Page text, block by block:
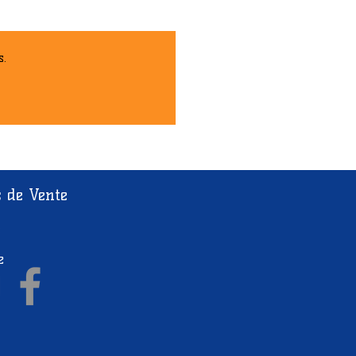
de Vente